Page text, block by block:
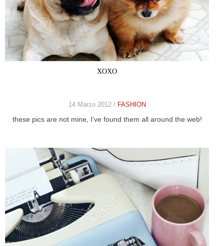
XOXO
14 Marzo 2012 / FASHION
these pics are not mine, I’ve found them all around the web!